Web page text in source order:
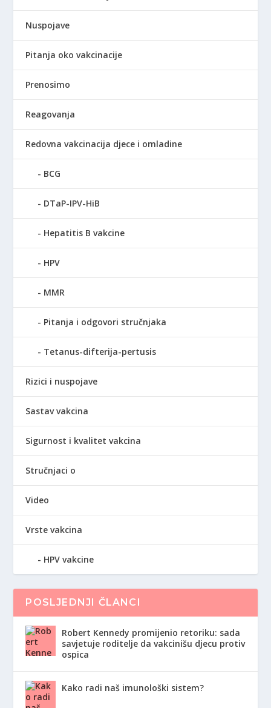
Nuspojave
Pitanja oko vakcinacije
Prenosimo
Reagovanja
Redovna vakcinacija djece i omladine
BCG
DTaP-IPV-HiB
Hepatitis B vakcine
HPV
MMR
Pitanja i odgovori stručnjaka
Tetanus-difterija-pertusis
Rizici i nuspojave
Sastav vakcina
Sigurnost i kvalitet vakcina
Stručnjaci o
Video
Vrste vakcina
HPV vakcine
POSLJEDNJI ČLANCI
Robert Kennedy promijenio retoriku: sada
savjetuje roditelje da vakcinišu djecu protiv
ospica
Kako radi naš imunološki sistem?